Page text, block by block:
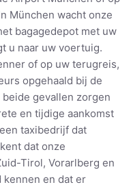
München wacht onze
bagagedepot met uw
u naar uw voertuig.
of op uw terugreis,
opgehaald bij de
gevallen zorgen
en tijdige aankomst
taxibedrijf dat
dat onze
Tirol, Vorarlberg en
kennen en dat er